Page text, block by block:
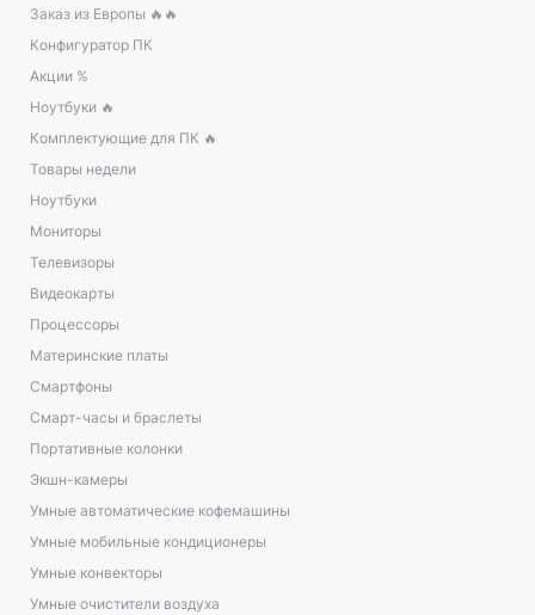
Заказ из Европы 🔥🔥
Конфигуратор ПК
Акции %
Ноутбуки 🔥
Комплектующие для ПК 🔥
Товары недели
Ноутбуки
Мониторы
Телевизоры
Видеокарты
Процессоры
Материнские платы
Смартфоны
Смарт-часы и браслеты
Портативные колонки
Экшн-камеры
Умные автоматические кофемашины
Умные мобильные кондиционеры
Умные конвекторы
Умные очистители воздуха